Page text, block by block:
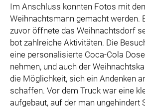
Im Anschluss konnten Fotos mit
Weihnachtsmann gemacht werden.
zuvor öffnete das Weihnachtsdorf
bot zahlreiche Aktivitäten. Die
eine personalisierte Coca-Cola
nehmen, und auch der
die Möglichkeit, sich ein Andenken
schaffen. Vor dem Truck war eine
aufgebaut, auf der man ungehindert